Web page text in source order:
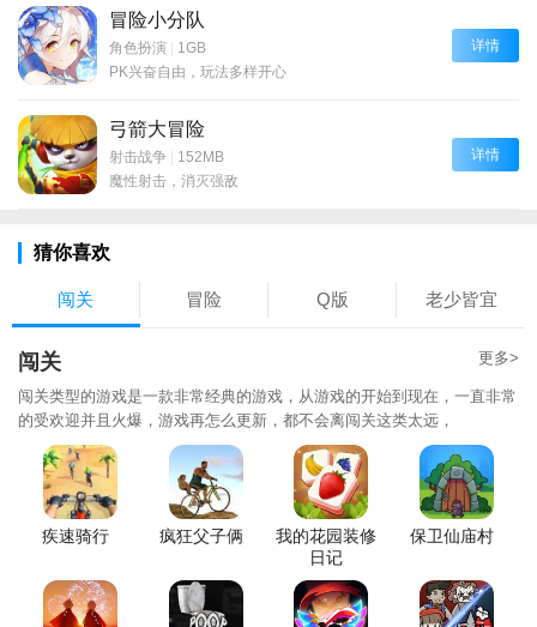
冒险小分队
角色扮演 | 1GB
PK兴奋自由，玩法多样开心
详情
弓箭大冒险
射击战争 | 152MB
魔性射击，消灭强敌
详情
猜你喜欢
闯关 冒险 Q版 老少皆宜
闯关 更多>
闯关类型的游戏是一款非常经典的游戏，从游戏的开始到现在，一直非常
的受欢迎并且火爆，游戏再怎么更新，都不会离闯关这类太远，
疾速骑行 疯狂父子俩
我的花园装修
日记
保卫仙庙村